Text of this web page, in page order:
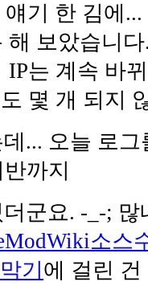
기 한 김에
보았습니
는 계속 바
몇 개 되지
... 오늘 로
까지
군요. -_-; 많
소스
기 에 걸린 건